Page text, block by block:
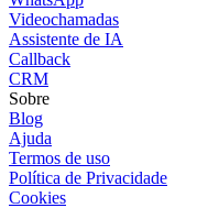
Videochamadas
Assistente de IA
Callback
CRM
Sobre
Blog
Ajuda
Termos de uso
Política de Privacidade
Cookies